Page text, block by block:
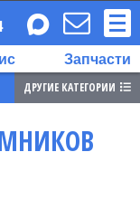
Запчасти
ДРУГИЕ КАТЕГОРИИ